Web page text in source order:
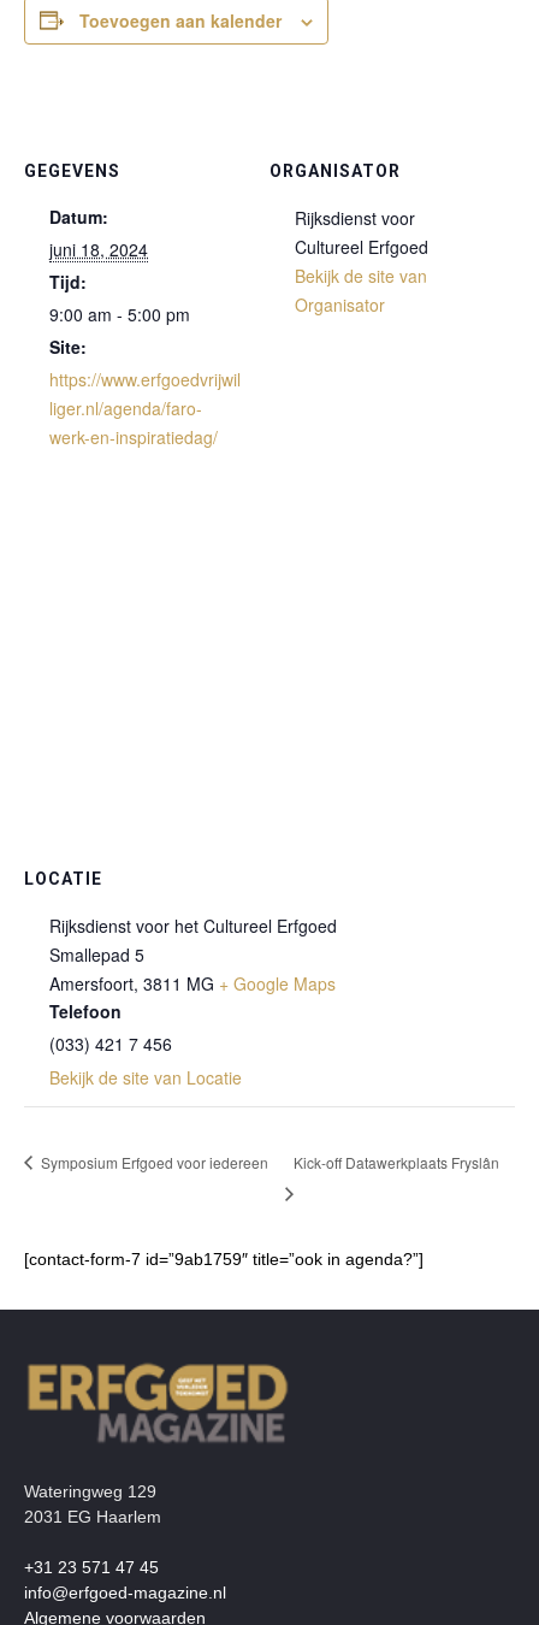
Toevoegen aan kalender
GEGEVENS
Datum:
juni 18, 2024
Tijd:
9:00 am - 5:00 pm
Site:
https://www.erfgoedvrijwil
liger.nl/agenda/faro-
werk-en-inspiratiedag/
ORGANISATOR
Rijksdienst voor
Cultureel Erfgoed
Bekijk de site van
Organisator
LOCATIE
Rijksdienst voor het Cultureel Erfgoed
Smallepad 5
Amersfoort, 3811 MG + Google Maps
Telefoon
(033) 421 7 456
Bekijk de site van Locatie
Symposium Erfgoed voor iedereen Kick-off Datawerkplaats Fryslân
[contact-form-7 id=”9ab1759″ title=”ook in agenda?”]
Wateringweg 129
2031 EG Haarlem
+31 23 571 47 45
info@erfgoed-magazine.nl
Algemene voorwaarden